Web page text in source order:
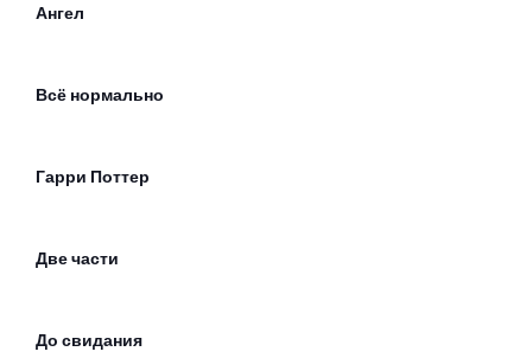
Ангел
Всё нормально
Гарри Поттер
Две части
До свидания